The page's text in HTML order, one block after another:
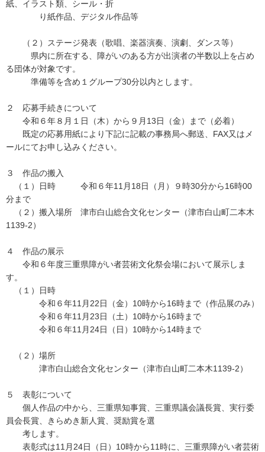
紙、イラスト類、シール・折
り紙作品、デジタル作品等
（２）ステージ発表（歌唱、楽器演奏、演劇、ダンス等）
県内に所在する、障がいのある方が出演者の半数以上を占め
る団体が対象です。
準備等を含め１グループ30分以内とします。
２ 応募手続きについて
令和６年８月１日（木）から９月13日（金）まで（必着）
既定の応募用紙により下記に記載の事務局へ郵送、FAX又はメ
ールにてお申し込みください。
３ 作品の搬入
（１）日時 令和６年11月18日（月）９時30分から16時00
分まで
（２）搬入場所 津市白山総合文化センター（津市白山町二本木
1139-2）
４ 作品の展示
令和６年度三重県障がい者芸術文化祭会場において展示しま
す。
（１）日時
令和６年11月22日（金）10時から16時まで（作品展のみ）
令和６年11月23日（土）10時から16時まで
令和６年11月24日（日）10時から14時まで
（２）場所
津市白山総合文化センター（津市白山町二本木1139-2）
５ 表彰について
個人作品の中から、三重県知事賞、三重県議会議長賞、実行委
員会長賞、きらめき新人賞、奨励賞を選
考します。
表彰式は11月24日（日）10時から11時に、三重県障がい者芸術